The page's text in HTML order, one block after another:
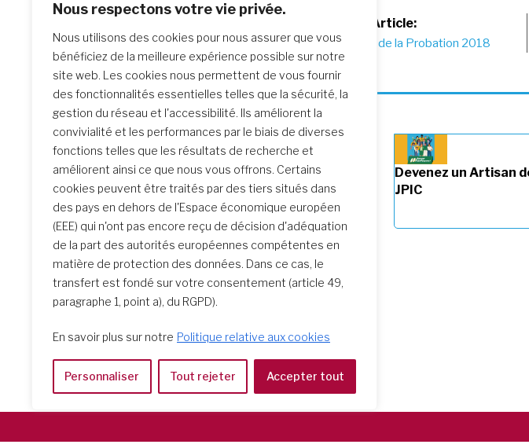
Nous respectons votre vie privée.
Nous utilisons des cookies pour nous assurer que vous
bénéficiez de la meilleure expérience possible sur notre
site web. Les cookies nous permettent de vous fournir
des fonctionnalités essentielles telles que la sécurité, la
gestion du réseau et l'accessibilité. Ils améliorent la
convivialité et les performances par le biais de diverses
fonctions telles que les résultats de recherche et
améliorent ainsi ce que nous vous offrons. Certains
cookies peuvent être traités par des tiers situés dans
des pays en dehors de l'Espace économique européen
(EEE) qui n'ont pas encore reçu de décision d'adéquation
de la part des autorités européennes compétentes en
matière de protection des données. Dans ce cas, le
transfert est fondé sur votre consentement (article 49,
paragraphe 1, point a), du RGPD).
En savoir plus sur notre Politique relative aux cookies
Personnaliser Tout rejeter Accepter tout
Post
navigation
Previous Article:
L’Ouverture de la Probation 2018
Similar Posts
La rencontre de Formation
initiale : un parcours
transformateur
Devenez un Artisan
JPIC